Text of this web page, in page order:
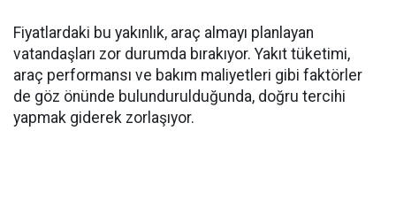
Fiyatlardaki bu yakınlık, araç almayı planlayan
vatandaşları zor durumda bırakıyor. Yakıt tüketimi,
araç performansı ve bakım maliyetleri gibi faktörler
de göz önünde bulundurulduğunda, doğru tercihi
yapmak giderek zorlaşıyor.